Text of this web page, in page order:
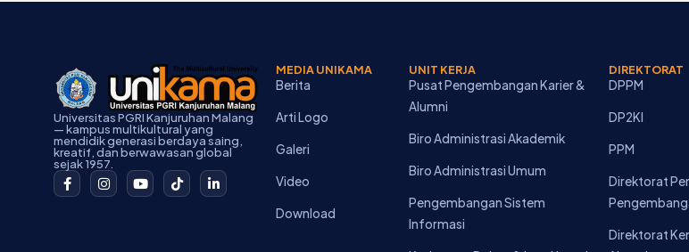
Universitas PGRI Kanjuruhan Malang
— kampus multikultural yang
mendidik generasi berdaya saing,
kreatif, dan berwawasan global
sejak 1957.
F
a
c
I
n
s
Y
o
u
T
i
k
L
i
n
MEDIA UNIKAMA
Berita
Arti Logo
Galeri
Video
Download
UNIT KERJA
Pusat Pengembangan Karier &
Alumni
Biro Administrasi Akademik
Biro Administrasi Umum
Pengembangan Sistem
Informasi
DIREKTORAT
DPPM
DP2KI
PPM
Direktorat
Direktorat